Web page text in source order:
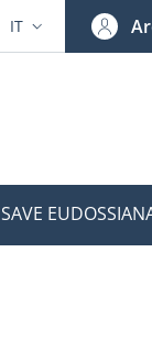
SELETTORE
IT
SAVE